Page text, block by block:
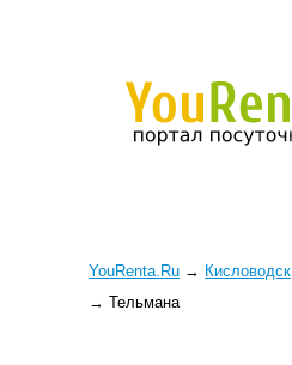
YouRenta.Ru → Кисловодск
→ Тельмана